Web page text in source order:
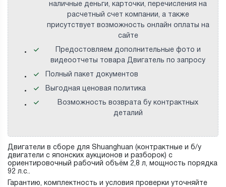
наличные деньги, карточки, перечисления на
расчетный счет компании, а также
присутствует возможность онлайн оплаты на
сайте
Предостовляем дополнительные фото и
видеоотчеты товара Двигатель по запросу
Полный пакет документов
Выгодная ценовая политика
Возможность возврата бу контрактных
деталий
Двигатели в сборе для Shuanghuan (контрактные и б/у
двигатели с японских аукционов и разборок) с
ориентировочный рабочий объём 2,8 л, мощность порядка
92 л.с..
Гарантию, комплектность и условия проверки уточняйте